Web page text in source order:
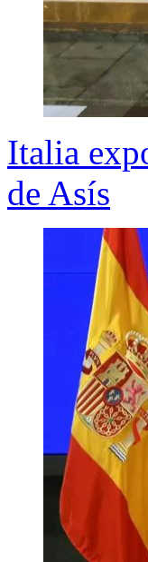
Italia
de Asís